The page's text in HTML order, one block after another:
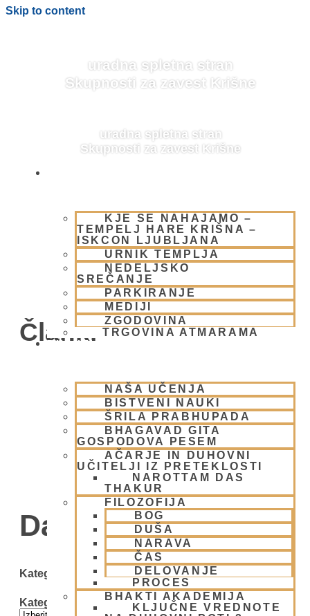
Skip to content
uradna spletna stran
Skupnosti za zavest Krišne
uradna spletna stran
Skupnosti za zavest Krišne
KJE SE NAHAJAMO –
TEMPELJ HARE KRIŠNA –
ISKCON LJUBLJANA
URNIK TEMPLJA
NEDELJSKO
SREČANJE
PARKIRANJE
MEDIJI
ZGODOVINA
TRGOVINA ATMARAMA
BHAKTI JOGA
NAŠA UČENJA
BISTVENI NAUKI
ŠRILA PRABHUPADA
BHAGAVAD GITA
GOSPODOVA PESEM
AČARJE IN DUHOVNI
UČITELJI IZ PRETEKLOSTI
NAROTTAM DAS
THAKUR
FILOZOFIJA
BOG
DUŠA
NARAVA
ČAS
DELOVANJE
PROCES
BHAKTI AKADEMIJA
KLJUČNE VREDNOTE
BLOG
Članki
Day: 30 maja, 2009
Kategorije
Kategorije